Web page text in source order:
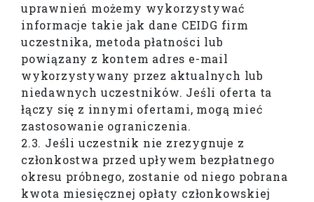
uprawnień możemy wykorzystywać
informacje takie jak dane CEIDG firm
uczestnika, metoda płatności lub
powiązany z kontem adres e-mail
wykorzystywany przez aktualnych lub
niedawnych uczestników. Jeśli oferta ta
łączy się z innymi ofertami, mogą mieć
zastosowanie ograniczenia.
2.3. Jeśli uczestnik nie zrezygnuje z
członkostwa przed upływem bezpłatnego
okresu próbnego, zostanie od niego pobrana
kwota miesięcznej opłaty członkowskiej